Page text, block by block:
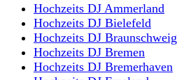
Hochzeits DJ Ammerland
Hochzeits DJ Bielefeld
Hochzeits DJ Braunschweig
Hochzeits DJ Bremen
Hochzeits DJ Bremerhaven